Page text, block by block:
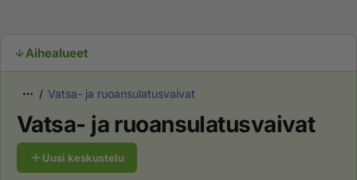
Aihealueet
Vatsa- ja ruoansulatusvaivat
Vatsa- ja ruoansulatusvaivat
Uusi keskustelu